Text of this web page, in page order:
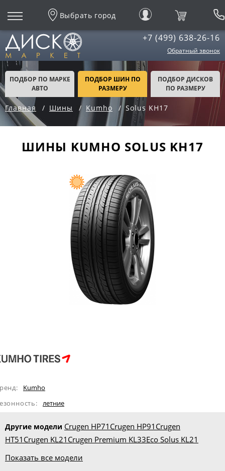
Выбрать город
+7 (499) 638-26-16
Обратный звонок
ПОДБОР ПО МАРКЕ
АВТО
ПОДБОР ШИН ПО
РАЗМЕРУ
ПОДБОР ДИСКОВ
ПО РАЗМЕРУ
Главная Шины Kumho Solus KH17
ШИНЫ KUMHO SOLUS KH17
Kumho
летние
Другие модели Crugen HP71 Crugen HP91 Crugen
HT51 Crugen KL21 Crugen Premium KL33Eco Solus KL21
Показать все модели